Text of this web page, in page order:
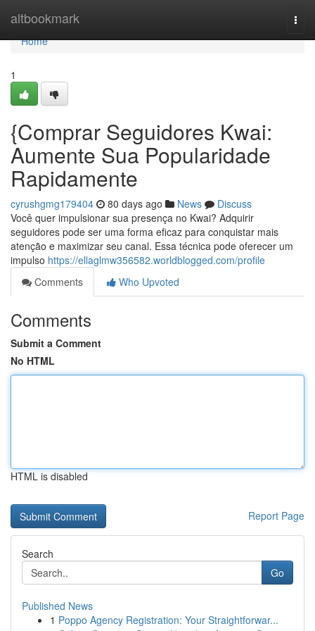
altbookmark
Home
Home
1
{Comprar Seguidores Kwai:
Aumente Sua Popularidade
Rapidamente
cyrushgmg179404 80 days ago News
Discuss
Você quer impulsionar sua presença no Kwai? Adquirir
seguidores pode ser uma forma eficaz para conquistar mais
atenção e maximizar seu canal. Essa técnica pode oferecer um
impulso https://ellaglmw356582.worldblogged.com/profile
Comments
Who Upvoted
Comments
Submit a Comment
No HTML
HTML is disabled
Report Page
Search
Go
Published News
1 Poppo Agency Registration: Your Straightforwar...